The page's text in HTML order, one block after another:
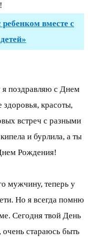
вместе с
поздравляю с Днем
красоты,
встреч с разными
и бурлила, а ты
Рождения!
мужчину, теперь у
Но я всегда помню
Сегодня твой День
стараюсь быть